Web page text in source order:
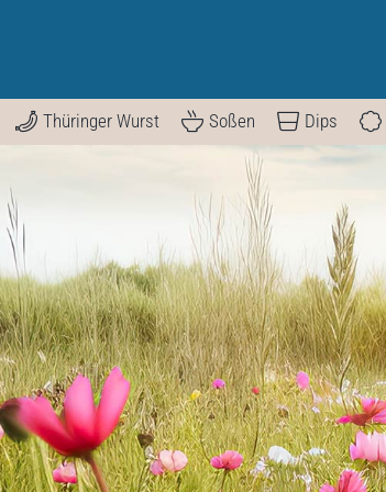
Thüringer Wurst Soßen Dips